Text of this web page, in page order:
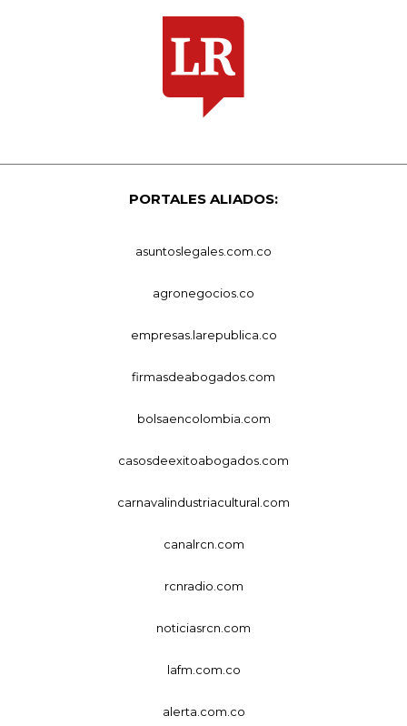
PORTALES ALIADOS:
asuntoslegales.com.co
agronegocios.co
empresas.larepublica.co
firmasdeabogados.com
bolsaencolombia.com
casosdeexitoabogados.com
carnavalindustriacultural.com
canalrcn.com
rcnradio.com
noticiasrcn.com
lafm.com.co
alerta.com.co